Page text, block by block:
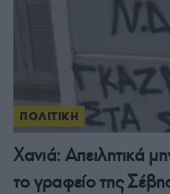
ΠΟΛΙΤΙΚΗ
Χανιά: Απειλητικά
το γραφείο της